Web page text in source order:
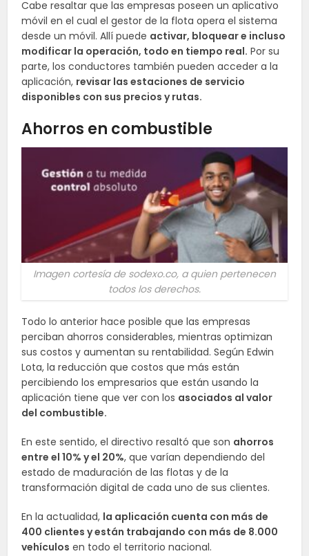
Cabe resaltar que las empresas poseen un aplicativo
móvil en el cual el gestor de la flota opera el sistema
desde un móvil. Allí puede activar, bloquear e incluso
modificar la operación, todo en tiempo real. Por su
parte, los conductores también pueden acceder a la
aplicación, revisar las estaciones de servicio
disponibles con sus precios y rutas.
Ahorros en combustible
Imagen cortesía de sodexo.co, a quien pertenecen
todos los derechos.
Todo lo anterior hace posible que las empresas
perciban ahorros considerables, mientras optimizan
sus costos y aumentan su rentabilidad. Según Edwin
Lota, la reducción que costos que más están
percibiendo los empresarios que están usando la
aplicación tiene que ver con los asociados al valor
del combustible.
En este sentido, el directivo resaltó que son ahorros
entre el 10% y el 20%, que varían dependiendo del
estado de maduración de las flotas y de la
transformación digital de cada uno de sus clientes.
En la actualidad, la aplicación cuenta con más de
400 clientes y están trabajando con más de 8.000
vehículos en todo el territorio nacional.